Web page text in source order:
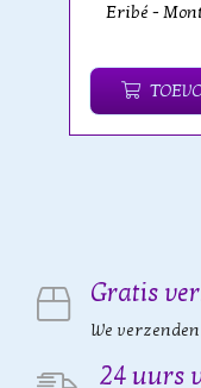
Eribé -
Gratis
We
24 uurs